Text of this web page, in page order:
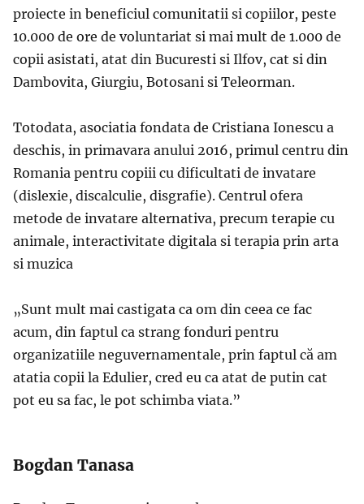
proiecte in beneficiul comunitatii si copiilor, peste
10.000 de ore de voluntariat si mai mult de 1.000 de
copii asistati, atat din Bucuresti si Ilfov, cat si din
Dambovita, Giurgiu, Botosani si Teleorman.
Totodata, asociatia fondata de Cristiana Ionescu a
deschis, in primavara anului 2016, primul centru din
Romania pentru copiii cu dificultati de invatare
(dislexie, discalculie, disgrafie). Centrul ofera
metode de invatare alternativa, precum terapie cu
animale, interactivitate digitala si terapia prin arta
si muzica
„Sunt mult mai castigata ca om din ceea ce fac
acum, din faptul ca strang fonduri pentru
organizatiile neguvernamentale, prin faptul că am
atatia copii la Edulier, cred eu ca atat de putin cat
pot eu sa fac, le pot schimba viata.”
Bogdan Tanasa